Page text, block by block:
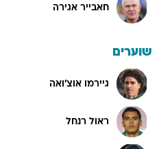
חאבייר אגירה
שוערים
גיירמו אוצ'ואה
ראול רנחל